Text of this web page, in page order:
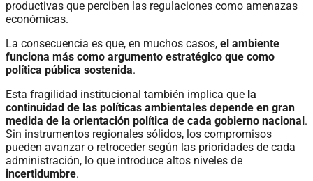
productivas que perciben las regulaciones como amenazas
económicas.
La consecuencia es que, en muchos casos, el ambiente
funciona más como argumento estratégico que como
política pública sostenida.
Esta fragilidad institucional también implica que la
continuidad de las políticas ambientales depende en gran
medida de la orientación política de cada gobierno nacional.
Sin instrumentos regionales sólidos, los compromisos
pueden avanzar o retroceder según las prioridades de cada
administración, lo que introduce altos niveles de
incertidumbre.